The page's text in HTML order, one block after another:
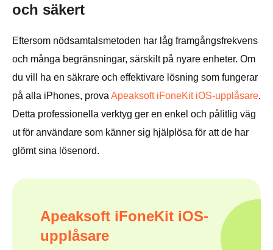
och säkert
Eftersom nödsamtalsmetoden har låg framgångsfrekvens
och många begränsningar, särskilt på nyare enheter. Om
du vill ha en säkrare och effektivare lösning som fungerar
på alla iPhones, prova Apeaksoft iFoneKit iOS-upplåsare.
Detta professionella verktyg ger en enkel och pålitlig väg
ut för användare som känner sig hjälplösa för att de har
glömt sina lösenord.
Apeaksoft iFoneKit iOS-
upplåsare